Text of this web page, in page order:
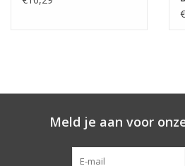
Meld je aan voor